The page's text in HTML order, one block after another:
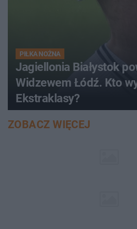
PIŁKA NOŻNA
Jagiellonia Białystok
Widzewem Łódź. Kto
Ekstraklasy?
ZOBACZ WIĘCEJ